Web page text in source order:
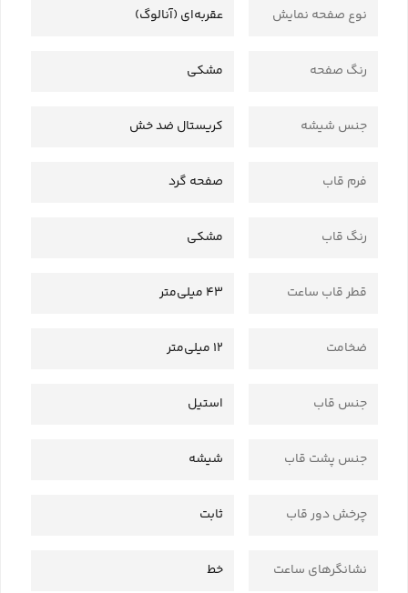
نوع صفحه نمایش عقربه‌ای (آنالوگ)
رنگ صفحه مشکی
جنس شیشه کریستال ضد خش
فرم قاب صفحه گرد
رنگ قاب مشکی
قطر قاب ساعت 43 میلی‌متر
ضخامت 12 میلی‌متر
جنس قاب استیل
جنس پشت قاب شیشه
چرخش دور قاب ثابت
نشانگرهای ساعت خط